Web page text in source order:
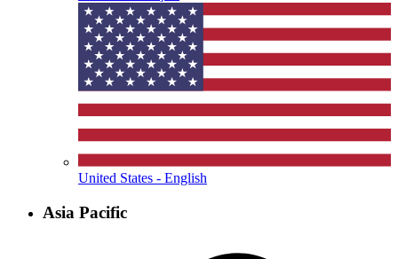
United States - English
Asia Pacific